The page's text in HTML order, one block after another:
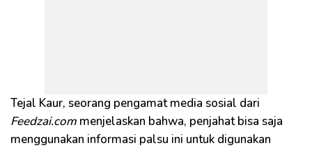
Tejal Kaur, seorang pengamat media sosial dari
Feedzai.com menjelaskan bahwa, penjahat bisa saja
menggunakan informasi palsu ini untuk digunakan